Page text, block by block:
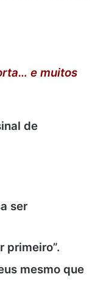
e muitos
de
ser
primeiro”.
mesmo que